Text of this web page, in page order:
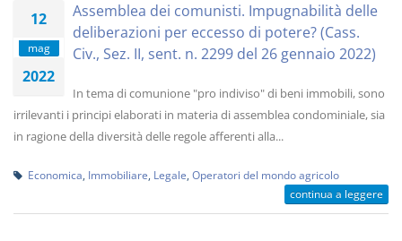
12
mag
2022
Assemblea dei comunisti. Impugnabilità delle
deliberazioni per eccesso di potere? (Cass.
Civ., Sez. II, sent. n. 2299 del 26 gennaio 2022)
In tema di comunione "pro indiviso" di beni immobili, sono
irrilevanti i principi elaborati in materia di assemblea condominiale, sia
in ragione della diversità delle regole afferenti alla...
Economica Immobiliare Legale Operatori del mondo agricolo
continua a leggere